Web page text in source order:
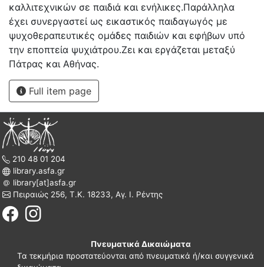
καλλιτεχνικών σε παιδιά και ενήλικες.Παράλληλα
έχει συνεργαστεί ως εικαστικός παιδαγωγός με
ψυχοθεραπευτικές ομάδες παιδιών και εφήβων υπό
την εποπτεία ψυχιάτρου.Ζει και εργάζεται μεταξύ
Πάτρας και Αθήνας.
Full item page
210 48 01 204
library.asfa.gr
library[at]asfa.gr
Πειραιώς 256, Τ.Κ. 18233, Αγ. Ι. Ρέντης
Πνευματικά Δικαιώματα
Τα τεκμήρια προστατεύονται από πνευματικά ή/και συγγενικά